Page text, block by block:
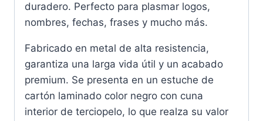
duradero. Perfecto para plasmar logos,
nombres, fechas, frases y mucho más.
Fabricado en metal de alta resistencia,
garantiza una larga vida útil y un acabado
premium. Se presenta en un estuche de
cartón laminado color negro con cuna
interior de terciopelo, lo que realza su valor